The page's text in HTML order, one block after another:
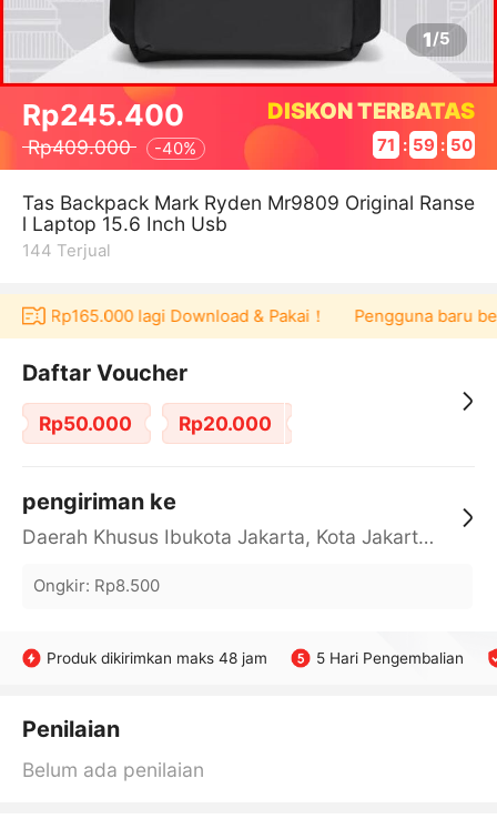
1/5
Rp245.400
Rp409.000 -40%
DISKON TERBATAS
71 : 59 : 50
Tas Backpack Mark Ryden Mr9809 Original Ranse
l Laptop 15.6 Inch Usb
144 Terjual
Rp165.000 lagi Download & Pakai！ Pengguna baru
Daftar Voucher
Rp50.000 Rp20.000
pengiriman ke
Daerah Khusus Ibukota Jakarta, Kota Jakarta Barat, Cengkareng, yy
Ongkir: Rp8.500
Produk dikirimkan maks 48 jam 5 Hari Pengembalian
Penilaian
Belum ada penilaian